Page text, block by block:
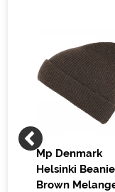
Mp Denmark
Helsinki
Brown